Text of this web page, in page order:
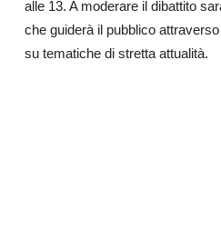
alle 13. A moderare il dibattito
che guiderà il pubblico
su tematiche di stretta attualità.